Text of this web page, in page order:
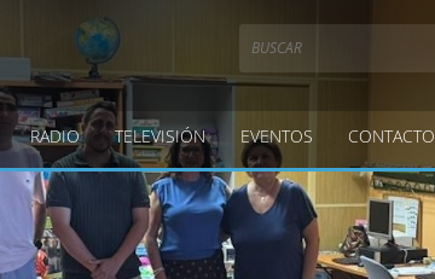
RADIO TELEVISIÓN EVENTOS CONTACTO